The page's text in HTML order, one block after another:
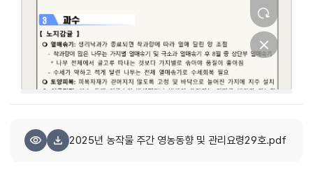
2025년 농작물 주간 영농동향 및 관리요령29호.pdf